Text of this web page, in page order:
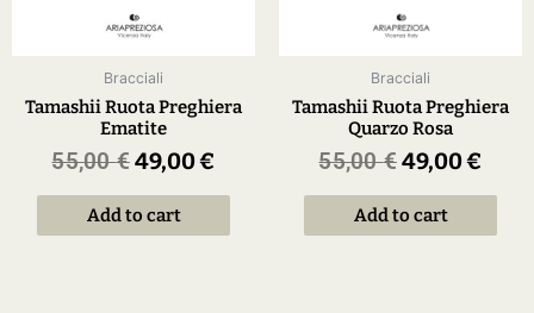
Bracciali
Tamashii Ruota Preghiera
Ematite
55,00€49,00€
Add to cart
Bracciali
Tamashii Ruota Preghiera
Quarzo Rosa
55,00€49,00€
Add to cart